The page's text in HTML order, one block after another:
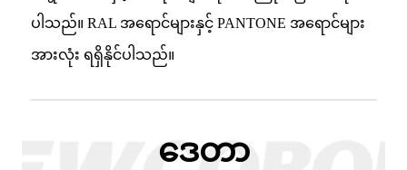
ပါသည်။ RAL အရောင်များနှင့် PANTONE အရောင်များ
အားလုံး ရရှိနိုင်ပါသည်။
ဒေတာ